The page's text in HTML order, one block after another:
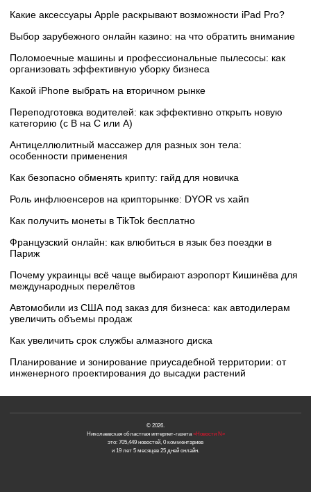
Какие аксессуары Apple раскрывают возможности iPad Pro?
Выбор зарубежного онлайн казино: на что обратить внимание
Поломоечные машины и профессиональные пылесосы: как
организовать эффективную уборку бизнеса
Какой iPhone выбрать на вторичном рынке
Переподготовка водителей: как эффективно открыть новую
категорию (с B на C или А)
Антицеллюлитный массажер для разных зон тела:
особенности применения
Как безопасно обменять крипту: гайд для новичка
Роль инфлюенсеров на крипторынке: DYOR vs хайп
Как получить монеты в TikTok бесплатно
Французский онлайн: как влюбиться в язык без поездки в
Париж
Почему украинцы всё чаще выбирают аэропорт Кишинёва для
международных перелётов
Автомобили из США под заказ для бизнеса: как автодилерам
увеличить объемы продаж
Как увеличить срок службы алмазного диска
Планирование и зонирование приусадебной территории: от
инженерного проектирования до высадки растений
© 2026.
Николаевская областная интернет-газета«Новости N»
это: 705,449 новостей, 0 комментариев
и 19 лет 5 месяцев 25 дней онлайн.